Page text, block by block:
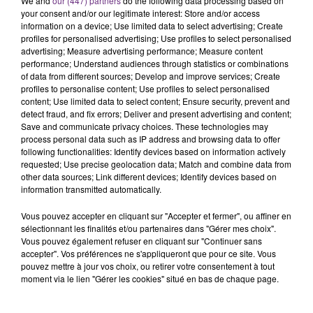
FIL D'ACTU
7 août 2026
TOUJOURS À L'ARRÊT
Cela fait déjà une semaine que la centrale
nucléaire ardennaise est à l'arrêt. Une situation
justifiée par la sécheresse intense qui est toujours
présente.
your consent and/or our legitimate interest: Store and/or access
information on a device; Use limited data to select advertising; Create
profiles for personalised advertising; Use profiles to select personalised
advertising; Measure advertising performance; Measure content
performance; Understand audiences through statistics or combinations
of data from different sources; Develop and improve services; Create
profiles to personalise content; Use profiles to select personalised
content; Use limited data to select content; Ensure security, prevent and
detect fraud, and fix errors; Deliver and present advertising and content;
Save and communicate privacy choices. These technologies may
process personal data such as IP address and browsing data to offer
following functionalities: Identify devices based on information actively
requested; Use precise geolocation data; Match and combine data from
other data sources; Link different devices; Identify devices based on
information transmitted automatically.
Vous pouvez accepter en cliquant sur "Accepter et fermer", ou affiner en
sélectionnant les finalités et/ou partenaires dans "Gérer mes choix".
Vous pouvez également refuser en cliquant sur "Continuer sans
accepter". Vos préférences ne s'appliqueront que pour ce site. Vous
pouvez mettre à jour vos choix, ou retirer votre consentement à tout
moment via le lien "Gérer les cookies" situé en bas de chaque page.